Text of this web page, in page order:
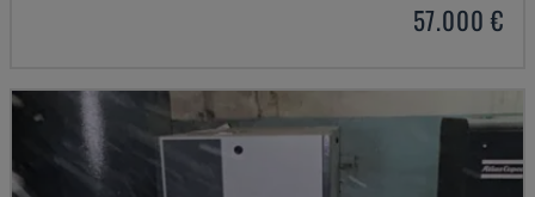
57.000 €